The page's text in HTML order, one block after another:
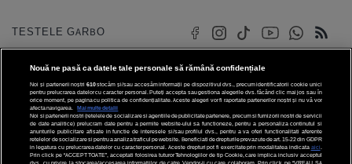
TESTELE GARBO
HOROSCOP
HOROSCOPUL IUBIRII
FORUMURI
TRATAMENTE NATURISTE
© 2026 Internet Corp SRL
Toate drepturile rezervate
Nouă ne pasă ca datele tale personale să rămână confidențiale
Noi și partenerii noștri 610stocăm și/sau accesăm informații pe dispozitivul dvs., precum identificatorii cookie unici
pentru prelucrarea datelor cu caracter personal. Puteți accepta sau gestiona alegerile dvs. făcând clic mai jos sau în
orice moment, pe pagina cu politica de confidențialitate. Aceste alegeri vor fi raportate partenerilor noștri și nu vă vor
afecta navigarea.
Mai multe detalii
Noi si partenerii nostri (retelele de socializare si agentiile de publicitate partenere, precum si furnizorii nostri de servicii
de date analitice) prelucram date pentru a permite website-ului sa functioneze, pentru a personaliza continutul si
anunturile publicitare afisate in functie de interesele si/sau profilul dvs., pentru a va oferi functionalitati aferente
retelelor de socializare si pentru a analiza traficul pe website. Beneficiati de drepturile prevazute de art. 15-22 din GDPR
in legatura cu prelucrarea datelor cu caracter personal. Aceste drepturi pot fi exercitate prin modalitatea indicata aici
Prin click pe “ACCEPT TOATE”, acceptati folosirea tuturor Tehnologiilor de tip Cookie, care implica inclusiv acceptul
dvs. cu privire la stocarea/accesarea informatiilor de catre Vendor-ii cu care colaboram. Prin click pe “VREAU SA